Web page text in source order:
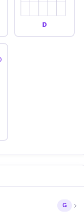
D
G